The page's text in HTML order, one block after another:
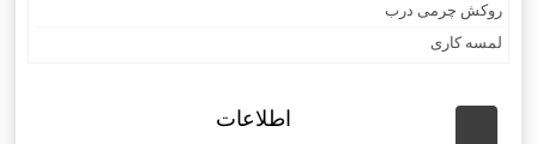
روکش چرمی درب
لمسه کاری
اطلاعات